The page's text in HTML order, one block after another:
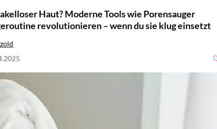
Haut? Moderne Tools wie Porensauger
revolutionieren – wenn du sie klug einsetzt